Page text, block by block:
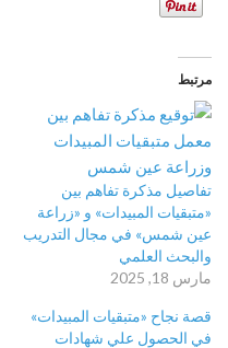
مرتبط
تفاصيل مذكرة تفاهم بين
«متبقيات المبيدات» و «زراعة
عين شمس» في مجال التدريب
والبحث العلمي
مارس 18, 2025
قصة نجاح «متبقيات المبيدات»
في الحصول علي شهادات